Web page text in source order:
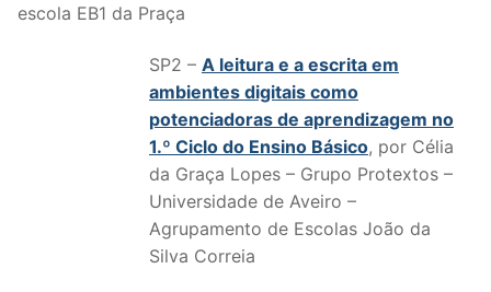
escola EB1 da Praça
SP2 – A leitura e a escrita em
ambientes digitais como
potenciadoras de aprendizagem no
1.º Ciclo do Ensino Básico, por Célia
da Graça Lopes – Grupo Protextos –
Universidade de Aveiro –
Agrupamento de Escolas João da
Silva Correia